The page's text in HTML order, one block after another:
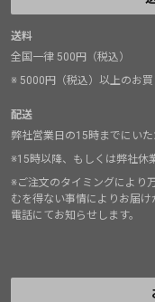
送料
全国一律 500円（税込）
※ 5000円（税込）以上のお買
配送
弊社営業日の15時までにい
※15時以降、もしくは弊社休
※ご注文のタイミングにより
むを得ない事情によりお届
電話にてお知らせします。